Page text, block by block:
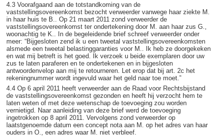
4.3 Voorafgaand aan de totstandkoming van de
vaststellingsovereenkomst bezocht verweerder vanwege haar ziekte M.
in haar huis te B.. Op 21 maart 2011 zond verweerder de
vaststellingsovereenkomst ter ondertekening door M. aan haar zus G.,
woonachtig te K.. In de begeleidende brief schreef verweerder onder
meer: “Bijgesloten zend ik u een tweetal vaststellingsovereenkomsten
alsmede een tweetal belastinggaranties voor M.. Ik heb ze doorgekeken
en wat mij betreft is het goed. Ik verzoek u beide exemplaren door uw
zus te laten paraferen en te ondertekenen en in bijgesloten
antwoordenvelop aan mij te retourneren. Let erop dat bij art. 2c het
rekeningnummer wordt ingevuld waar het geld naar toe moet.”
4.4 Op 6 april 2011 heeft verweerder aan de Raad voor Rechtsbijstand
de vaststellingsovereenkomst gezonden en heeft hij verzocht hem te
laten weten of met deze wetenschap de toevoeging zou worden
vernietigd. Naar aanleiding van deze brief werd de toevoeging
ingetrokken op 8 april 2011. Vervolgens zond verweerder op
laatstgenoemde datum een concept nota aan M. op het adres van haar
ouders in O., een adres waar M. niet verbleef.